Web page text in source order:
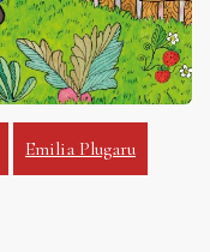
Emilia Plugaru